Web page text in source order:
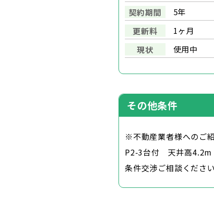
契約期間
5年
更新料
1ヶ月
現状
使用中
その他条件
※不動産業者様へのご紹
P2-3台付 天井高
条件交渉ご相談ください